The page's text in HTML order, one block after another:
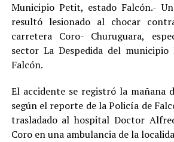
Municipio Petit, estado Falcón.-
resultó lesionado al chocar
carretera Coro- Churuguara,
sector La Despedida del
Falcón.
El accidente se registró la mañana
según el reporte de la Policía de
trasladado al hospital Doctor
Coro en una ambulancia de la